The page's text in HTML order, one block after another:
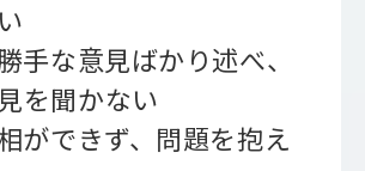
手な意見ばかり述べ、
を聞かない
ができず、問題を抱え